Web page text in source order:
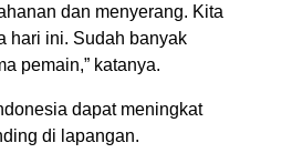
dan menyerang. Kita
hari ini. Sudah banyak
pemain,” katanya.
dapat meningkat
di lapangan.